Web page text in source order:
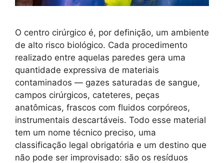
O centro cirúrgico é, por definição, um ambiente
de alto risco biológico. Cada procedimento
realizado entre aquelas paredes gera uma
quantidade expressiva de materiais
contaminados — gazes saturadas de sangue,
campos cirúrgicos, cateteres, peças
anatômicas, frascos com fluidos corpóreos,
instrumentais descartáveis. Todo esse material
tem um nome técnico preciso, uma
classificação legal obrigatória e um destino que
não pode ser improvisado: são os resíduos